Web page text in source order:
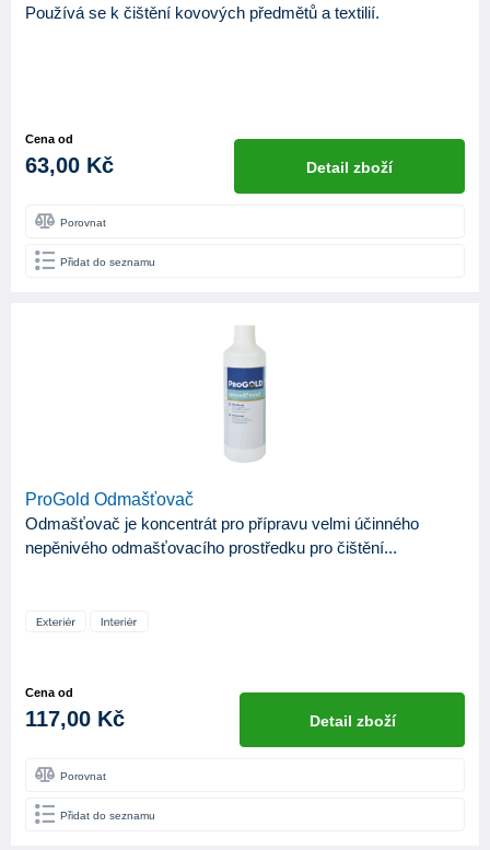
Používá se k čištění kovových předmětů a textilií.
Cena od
63,00 Kč Detail zboží
Porovnat
Přidat do seznamu
ProGold Odmašťovač
Odmašťovač je koncentrát pro přípravu velmi účinného
nepěnivého odmašťovacího prostředku pro čištění...
Cena od
117,00 Kč Detail zboží
Porovnat
Přidat do seznamu